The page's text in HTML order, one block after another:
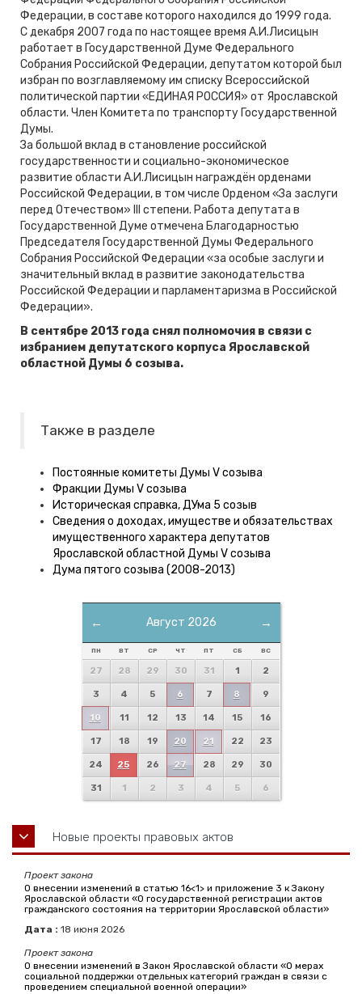
Федерации, в составе которого находился до 1999 года.
С декабря 2007 года по настоящее время А.И.Лисицын
работает в Государственной Думе Федерального
Собрания Российской Федерации, депутатом которой был
избран по возглавляемому им списку Всероссийской
политической партии «ЕДИНАЯ РОССИЯ» от Ярославской
области. Член Комитета по транспорту Государственной
Думы.
За большой вклад в становление российской
государственности и социально-экономическое
развитие области А.И.Лисицын награждён орденами
Российской Федерации, в том числе Орденом «За заслуги
перед Отечеством» III степени. Работа депутата в
Государственной Думе отмечена Благодарностью
Председателя Государственной Думы Федерального
Собрания Российской Федерации «за особые заслуги и
значительный вклад в развитие законодательства
Российской Федерации и парламентаризма в Российской
Федерации».
В сентябре 2013 года снял полномочия в связи с
избранием депутатского корпуса Ярославской
областной Думы 6 созыва.
Также в разделе
Постоянные комитеты Думы V созыва
Фракции Думы V созыва
Историческая справка, ДУма 5 созыв
Сведения о доходах, имуществе и обязательствах
имущественного характера депутатов
Ярославской областной Думы V созыва
Дума пятого созыва (2008-2013)
← →
Август 2026
ПН ВТ СР ЧТ ПТ СБ ВС
27 28 29 30 31 1 2
3 4 5 6 7 8 9
10 11 12 13 14 15 16
17 18 19 20 21 22 23
24 25 26 27 28 29 30
31 1 2 3 4 5 6
Новые проекты правовых актов
Проект закона
О внесении изменений в статью 16<1> и приложение 3 к Закону
Ярославской области «О государственной регистрации актов
гражданского состояния на территории Ярославской области»
Дата : 18 июня 2026
Проект закона
О внесении изменений в Закон Ярославской области «О мерах
социальной поддержки отдельных категорий граждан в связи с
проведением специальной военной операции»